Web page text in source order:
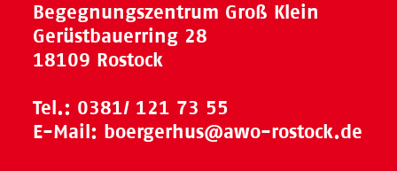
Begegnungszentrum Groß Klein
Gerüstbauerring 28
18109 Rostock
Tel.: 0381/ 121 73 55
E-Mail: boergerhus@awo-rostock.de